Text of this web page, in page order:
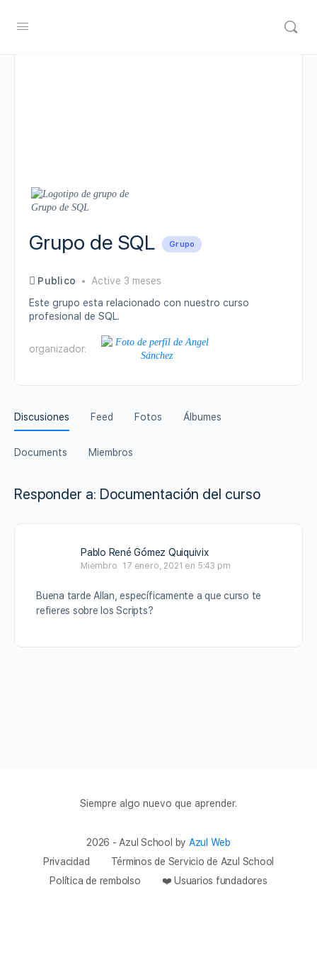
Grupo de SQL Grupo
Publico
Active 3 meses
Este grupo esta relacionado con nuestro curso
profesional de SQL.
organizador:
Discusiones Feed Fotos Álbumes
Documents Miembros
Responder a: Documentación del curso
Pablo René Gómez Quiquivix
Miembro 17 enero, 2021 en 5:43 pm
Buena tarde Allan, específicamente a que curso te
refieres sobre los Scripts?
Siempre algo nuevo que aprender.
2026 - Azul School by Azul Web
Privacidad
Términos de Servicio de Azul School
Política de rembolso
❤️ Usuarios fundadores